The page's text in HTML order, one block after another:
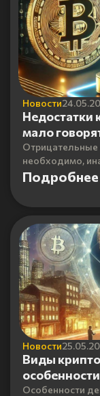
Новости
Недостатки
мало
Отрицательные
необходимо,
Подробнее
Новости
Виды
особенности
Особенности